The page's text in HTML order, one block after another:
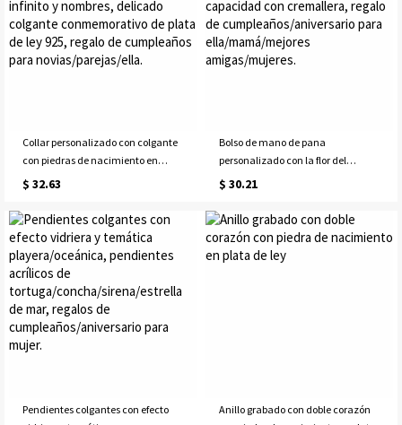
Collar personalizado con colgante
con piedras de nacimiento en
forma de corazón infinito y
conmemorativo de plata de ley
925, regalo de cumpleaños para
novias/parejas/ella.
$ 32.63
Bolso de mano de pana
personalizado con la flor del
zodíaco y nombre, bolso de gran
de cumpleaños/aniversario para
ella/mamá/mejores
amigas/mujeres.
$ 30.21
Pendientes colgantes con efecto
Anillo grabado con doble corazón